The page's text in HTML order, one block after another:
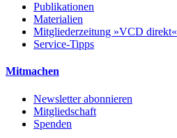
Publikationen
Materialien
Mitgliederzeitung »VCD direkt«
Service-Tipps
Mitmachen
Newsletter abonnieren
Mitgliedschaft
Spenden